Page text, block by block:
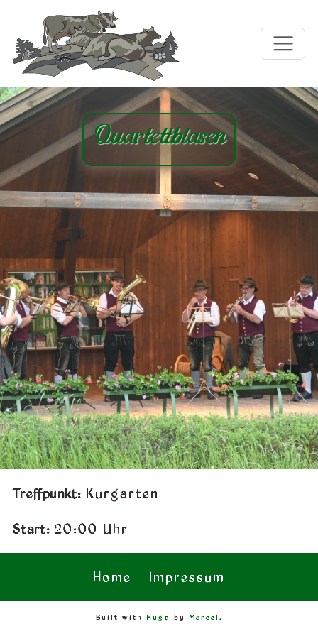
Quartettblasen
Treffpunkt:Kurgarten
Start: 20:00 Uhr
Home Impressum
Built with Hugo by Marcel.